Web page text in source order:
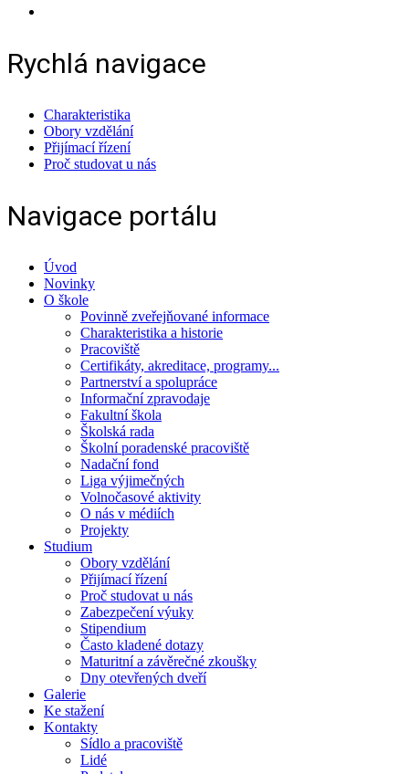
Rychlá navigace
Charakteristika
Obory vzdělání
Přijímací řízení
Proč studovat u nás
Navigace portálu
Úvod
Novinky
O škole
Povinně zveřejňované informace
Charakteristika a historie
Pracoviště
Certifikáty, akreditace, programy...
Partnerství a spolupráce
Informační zpravodaje
Fakultní škola
Školská rada
Školní poradenské pracoviště
Nadační fond
Liga výjimečných
Volnočasové aktivity
O nás v médiích
Projekty
Studium
Obory vzdělání
Přijímací řízení
Proč studovat u nás
Zabezpečení výuky
Stipendium
Často kladené dotazy
Maturitní a závěrečné zkoušky
Dny otevřených dveří
Galerie
Ke stažení
Kontakty
Sídlo a pracoviště
Lidé